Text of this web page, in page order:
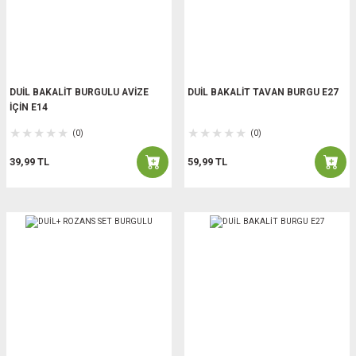
DUİL BAKALİT BURGULU AVİZE
İÇİN E14
(0)
39,99 TL
DUİL BAKALİT TAVAN BURGU E27
(0)
59,99 TL